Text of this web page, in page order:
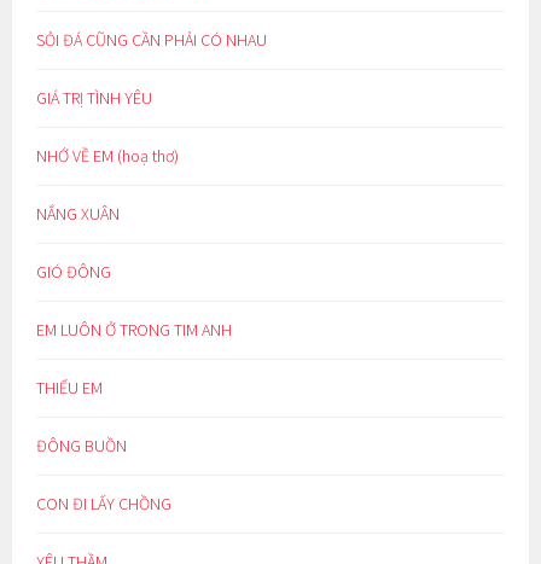
SỎI ĐÁ CŨNG CẦN PHẢI CÓ NHAU
GIÁ TRỊ TÌNH YÊU
NHỚ VỀ EM (hoạ thơ)
NẮNG XUÂN
GIÓ ĐÔNG
EM LUÔN Ở TRONG TIM ANH
THIẾU EM
ĐÔNG BUỒN
CON ĐI LẤY CHỒNG